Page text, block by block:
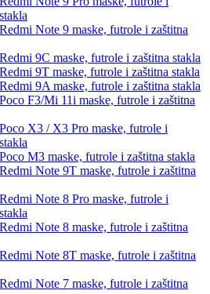
Note 9 maske, futrole i zaštitna
9C maske, futrole i zaštitna stakla
9T maske, futrole i zaštitna stakla
9A maske, futrole i zaštitna stakla
F3/Mi 11i maske, futrole i zaštitna
X3 / X3 Pro maske, futrole i
M3 maske, futrole i zaštitna stakla
Note 9T maske, futrole i zaštitna
Note 8 Pro maske, futrole i
Note 8 maske, futrole i zaštitna
Note 8T maske, futrole i zaštitna
Note 7 maske, futrole i zaštitna